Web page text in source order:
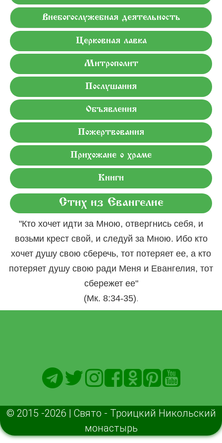
Внебогослужебная деятельность
Церковная лавка
Митрополит
Послушания
Объявления
Пожертвования
Прихожане о храме
Книги
Стих из Евангелие
"Кто хочет идти за Мною, отвергнись себя, и
возьми крест свой, и следуй за Мною. Ибо кто
хочет душу свою сберечь, тот потеряет ее, а кто
потеряет душу свою ради Меня и Евангелия, тот
сбережет ее"
(Мк. 8:34-35).
© 2015 -2026 | Свято - Троицкий Никольский
монастырь